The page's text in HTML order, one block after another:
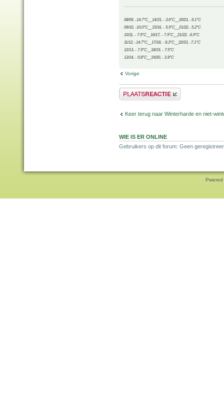
08/09, -14.7°C__14/15, - 3.6°C__20/21, -9.1°C
09/10, -10.0°C__15/16, - 5.9°C__21/22, -5.2°C
10/11, - 7.9°C__16/17, - 7.9°C__21/22, -6.9°C
11/12, -14.7°C__17/18, - 8.3°C__22/23, -7.1°C
12/13, - 7.9°C__18/19, - 7.5°C
13/14, - 0.8°C__19/20, - 2.8°C
Vorige
Plaats een reactie
Keer terug naar Winterharde en niet-
WIE IS ER ONLINE
Gebruikers op dit forum: Geen